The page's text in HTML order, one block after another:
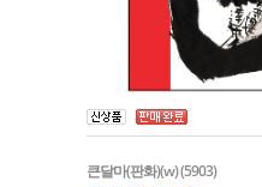
큰달마(판화)(w) (5903)